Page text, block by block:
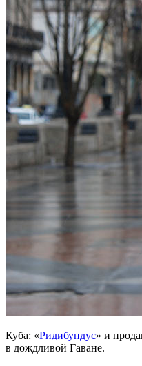
Куба: «Ридибундус» и
в дождливой Гаване.